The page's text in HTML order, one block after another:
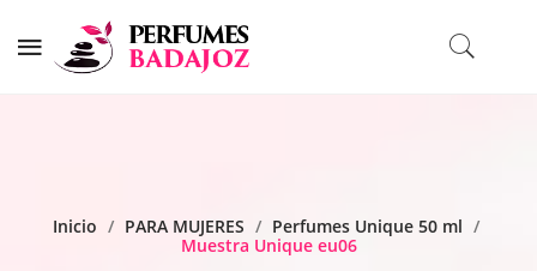
Inicio / PARA MUJERES / Perfumes Unique 50 ml /
Muestra Unique eu06